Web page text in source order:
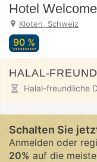
Hotel
Kloten, Schweiz
90 %
HALAL-
Halal-freundliche
Schalten Sie
Anmelden oder
20%auf die